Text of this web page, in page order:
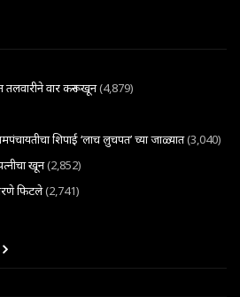
तलवारीने वार करून खून(4,879)
शिपाई ‘लाच लुचपत’ च्या जाळ्यात(3,040)
खून(2,852)
फिटले(2,741)